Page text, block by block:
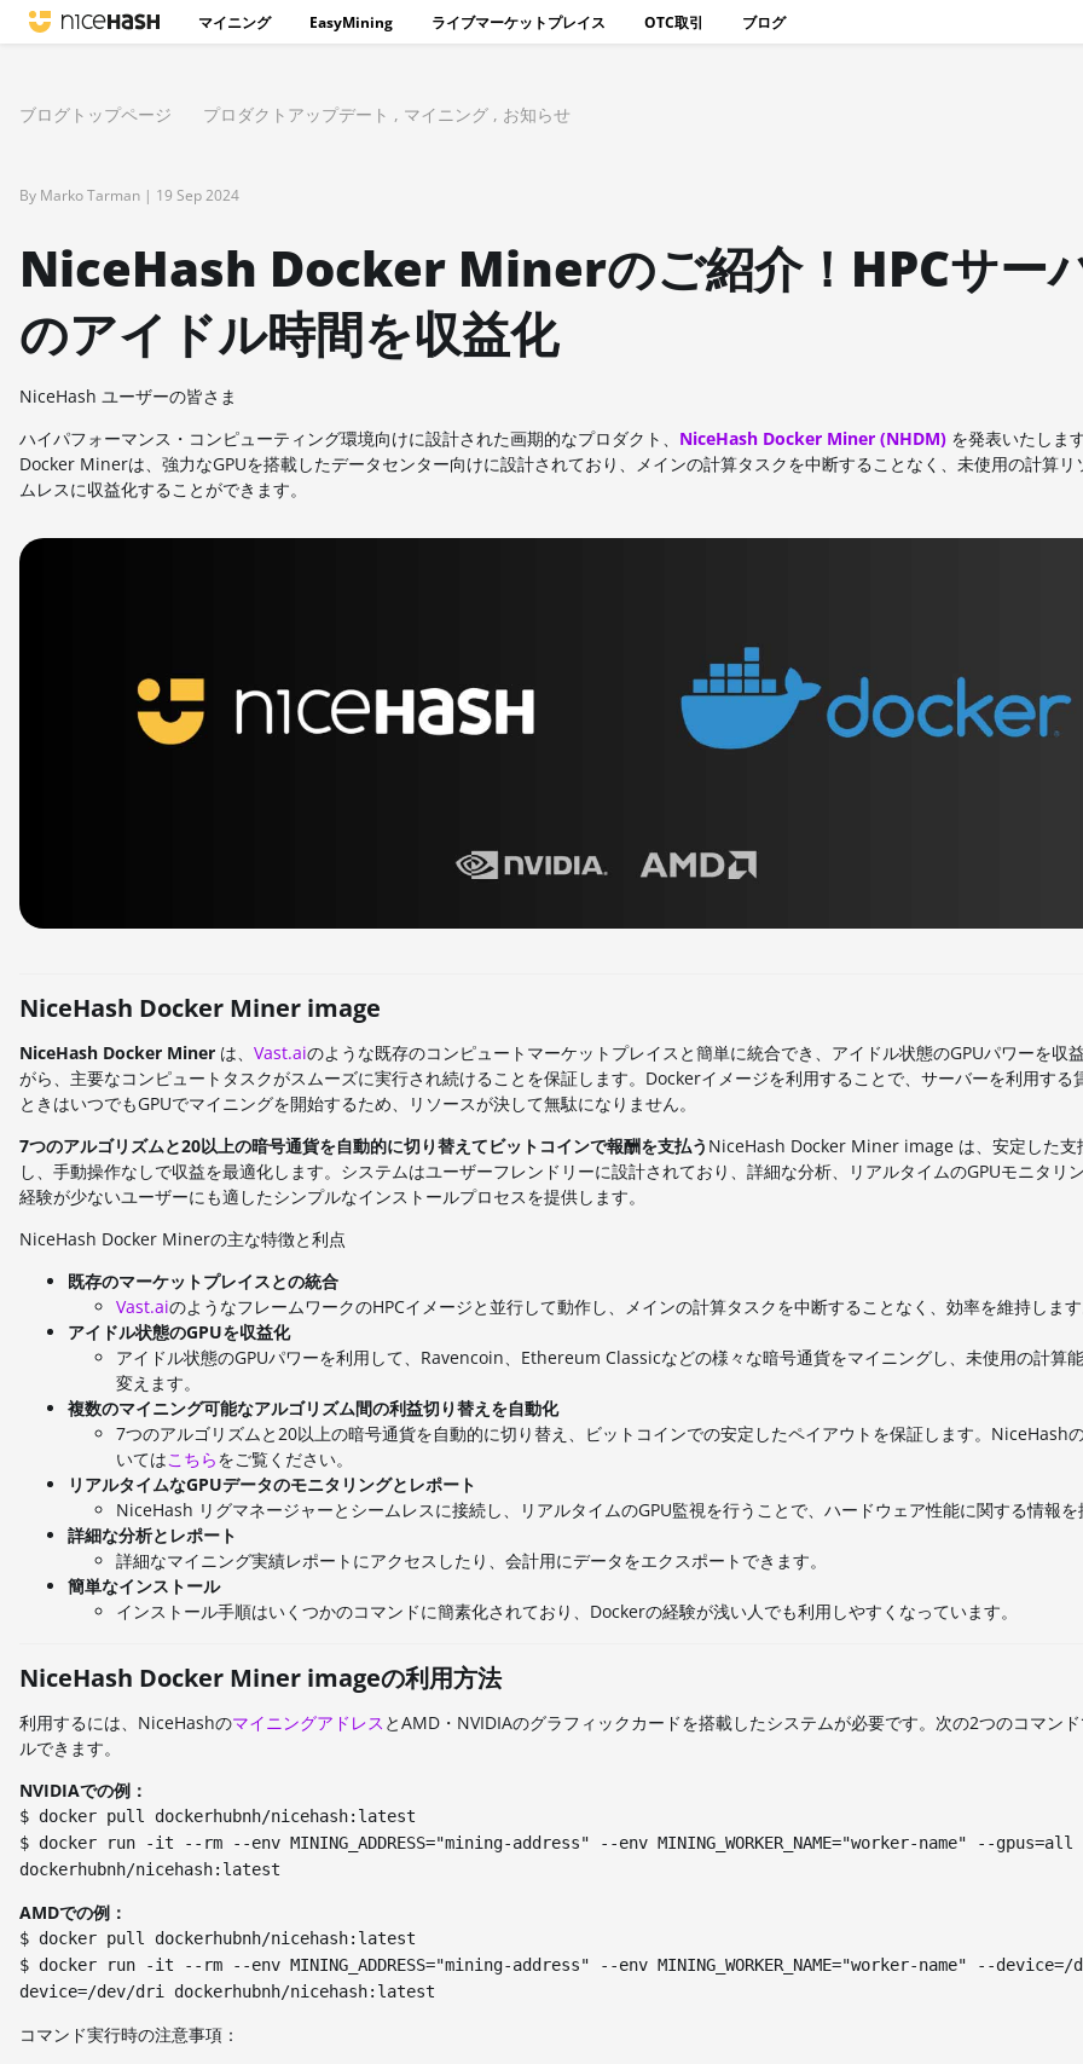
マイニング EasyMining ライブマーケットプレイス OTC取引 ブログ
ブログトップページ プロダクトアップデート , マイニング , お知らせ
By Marko Tarman | 19 Sep 2024
NiceHash Docker Minerのご紹介！HPCサー
のアイドル時間を収益化
NiceHash ユーザーの皆さま
ハイパフォーマンス・コンピューティング環境向けに設計された画期的なプロダクト、 NiceHash Docker Miner (NHDM) を発表いたしま
Docker Minerは、強力なGPUを搭載したデータセンター向けに設計されており、メインの計算タスクを中断することなく、未使用の計算リ
ムレスに収益化することができます。
NiceHash Docker Miner image
NiceHash Docker Miner は、 Vast.aiのような既存のコンピュートマーケットプレイスと簡単に統合でき、アイドル状態のGPUパワーを収
がら、主要なコンピュートタスクがスムーズに実行され続けることを保証します。Dockerイメージを利用することで、サーバーを利用する
ときはいつでもGPUでマイニングを開始するため、リソースが決して無駄になりません。
7つのアルゴリズムと20以上の暗号通貨を自動的に切り替えてビットコインで報酬を支払う NiceHash Docker Miner image は、安定した支
し、手動操作なしで収益を最適化します。システムはユーザーフレンドリーに設計されており、詳細な分析、リアルタイムのGPUモニタリ
経験が少ないユーザーにも適したシンプルなインストールプロセスを提供します。
NiceHash Docker Minerの主な特徴と利点
既存のマーケットプレイスとの統合
Vast.aiのようなフレームワークのHPCイメージと並行して動作し、メインの計算タスクを中断することなく、効率を維持します
アイドル状態のGPUを収益化
アイドル状態のGPUパワーを利用して、Ravencoin、Ethereum Classicなどの様々な暗号通貨をマイニングし、未使用の計算
変えます。
複数のマイニング可能なアルゴリズム間の利益切り替えを自動化
7つのアルゴリズムと20以上の暗号通貨を自動的に切り替え、ビットコインでの安定したペイアウトを保証します。NiceHash
いてはこちらをご覧ください。
リアルタイムなGPUデータのモニタリングとレポート
NiceHash リグマネージャーとシームレスに接続し、リアルタイムのGPU監視を行うことで、ハードウェア性能に関する情報を
詳細な分析とレポート
詳細なマイニング実績レポートにアクセスしたり、会計用にデータをエクスポートできます。
簡単なインストール
インストール手順はいくつかのコマンドに簡素化されており、Dockerの経験が浅い人でも利用しやすくなっています。
NiceHash Docker Miner imageの利用方法
利用するには、NiceHashのマイニングアドレス とAMD・NVIDIAのグラフィックカードを搭載したシステムが必要です。次の2つのコマン
ルできます。
NVIDIAでの例：
$ docker pull dockerhubnh/nicehash:latest
$ docker run -it --rm --env MINING_ADDRESS="mining-address" --env MINING_WORKER_NAME="worker-name" --gpus=all
dockerhubnh/nicehash:latest
AMDでの例：
$ docker pull dockerhubnh/nicehash:latest
$ docker run -it --rm --env MINING_ADDRESS="mining-address" --env MINING_WORKER_NAME="worker-name" --
device=/dev/dri dockerhubnh/nicehash:latest
コマンド実行時の注意事項：